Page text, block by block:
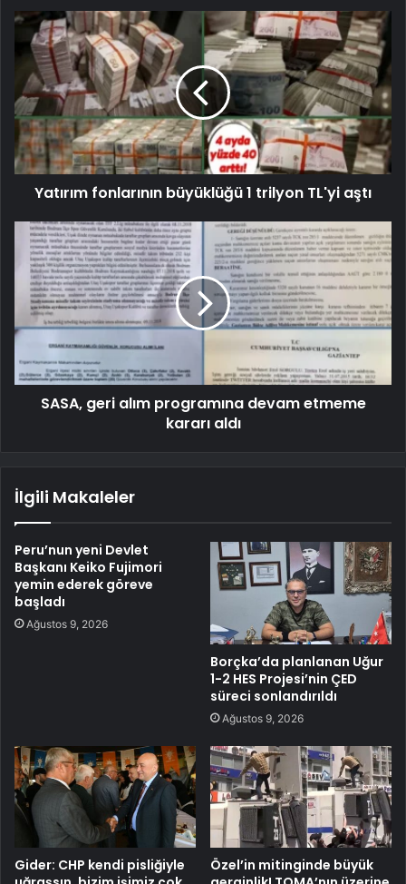
Yatırım fonlarının büyüklüğü 1 trilyon TL'yi aştı
SASA, geri alım programına devam etmeme
kararı aldı
İlgili Makaleler
Peru’nun yeni Devlet
Başkanı Keiko Fujimori
yemin ederek göreve
başladı
Ağustos 9, 2026
Borçka’da planlanan Uğur
1-2 HES Projesi’nin ÇED
süreci sonlandırıldı
Ağustos 9, 2026
Gider: CHP kendi pisliğiyle
Özel’in mitinginde büyük